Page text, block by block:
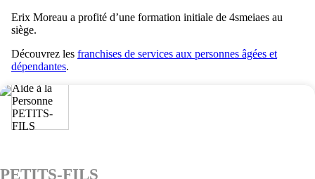
Erix Moreau a profité d’une formation initiale de 4smeiaes au
siège.
Découvrez les franchises de services aux personnes âgées et
dépendantes.
PETITS-FILS